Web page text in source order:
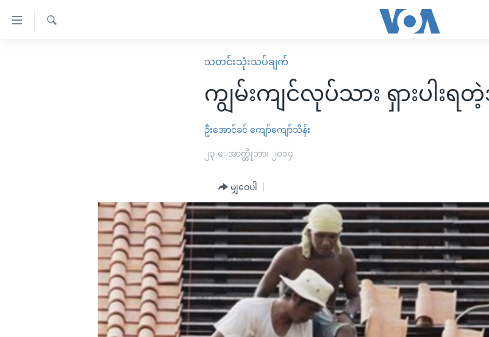
မကြေးမုံရဲ့ အင်္ဂလိပ်စာ
သုတပဒေသာ အင်္ဂလိပ်စာ
ရေဒီယိုနှင့်ရုပ်သံ အချက်အလက်များ
သတင်းသုံးသပ်ချက်
ကျွမ်းကျင်လုပ်သား ရှားပါးရ
ဦးအောင်ခင် ကျော်ကျော်သိန်း
၂၃ ေအာက္တိုဘာ၊ ၂၀၁၄
မျှဝေပါ